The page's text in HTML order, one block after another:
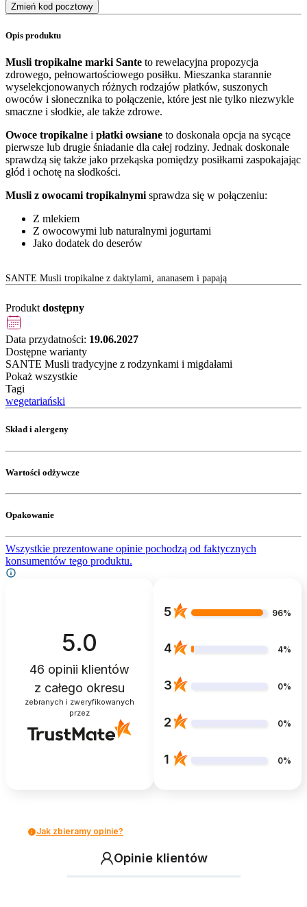
Zmień kod pocztowy
Opis produktu
Musli tropikalne marki Sante to rewelacyjna propozycja
zdrowego, pełnowartościowego posiłku. Mieszanka starannie
wyselekcjonowanych różnych rodzajów płatków, suszonych
owoców i słonecznika to połączenie, które jest nie tylko niezwykle
smaczne i słodkie, ale także zdrowe.
Owoce tropikalne i płatki owsiane to doskonała opcja na sycące
pierwsze lub drugie śniadanie dla całej rodziny. Jednak doskonale
sprawdzą się także jako przekąska pomiędzy posiłkami zaspokajając
głód i ochotę na słodkości.
Musli z owocami tropikalnymi sprawdza się w połączeniu:
Z mlekiem
Z owocowymi lub naturalnymi jogurtami
Jako dodatek do deserów
SANTE Musli tropikalne z daktylami, ananasem i papają
Produkt dostępny
Data przydatności: 19.06.2027
Dostępne warianty
SANTE Musli tradycyjne z rodzynkami i migdałami
Pokaż wszystkie
Tagi
wegetariański
Skład i alergeny
Wartości odżywcze
Opakowanie
Wszystkie prezentowane opinie pochodzą od faktycznych
konsumentów tego produktu.
5.0
46 opinii klientów
z całego okresu
zebranych i zweryfikowanych
przez
5 96%
4 4%
3 0%
2 0%
1 0%
Jak zbieramy opinie?
Opinie klientów